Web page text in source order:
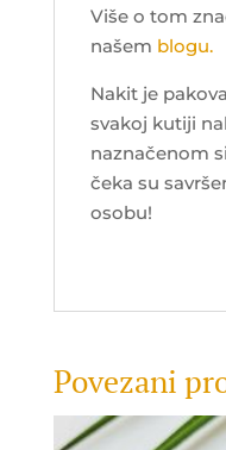
Više o tom
našem blogu.
Nakit je
svakoj kutiji
naznačenom
čeka su
osobu!
Povezani